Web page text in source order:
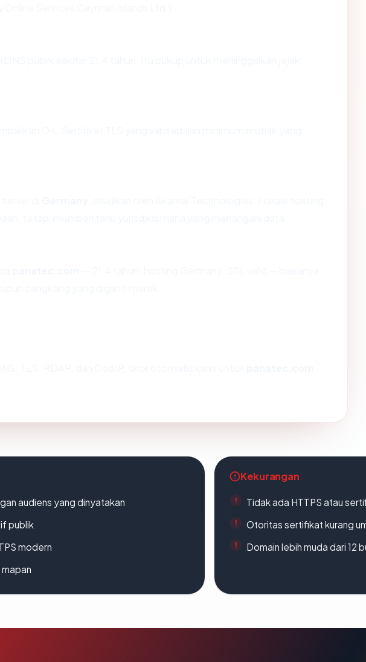
audiens yang dinyatakan
publik
modern
Kekurangan
Tidak ada HTTPS atau
Otoritas sertifikat kurang
Domain lebih muda dari 12